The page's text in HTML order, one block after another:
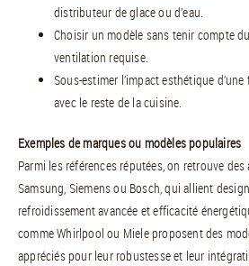
distributeur de glace ou d’eau.
Choisir un modèle sans tenir compte
ventilation requise.
Sous-estimer l’impact esthétique
avec le reste de la cuisine.
Exemples de marques ou modèles populaires
Parmi les références réputées, on retrouve
Samsung, Siemens ou Bosch, qui allient
refroidissement avancée et efficacité
comme Whirlpool ou Miele proposent des
appréciés pour leur robustesse et leur